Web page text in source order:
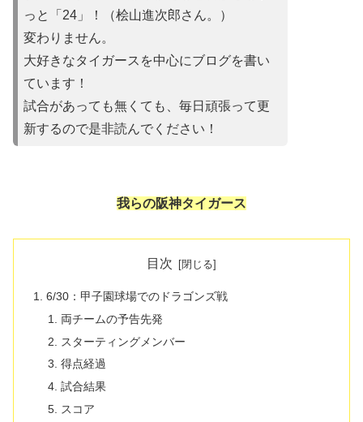
っと「24」！（桧山進次郎さん。）
変わりません。
大好きなタイガースを中心にブログを書い
ています！
試合があっても無くても、毎日頑張って更
新するので是非読んでください！
我らの阪神タイガース
目次
6/30：甲子園球場でのドラゴンズ戦
両チームの予告先発
スターティングメンバー
得点経過
試合結果
スコア